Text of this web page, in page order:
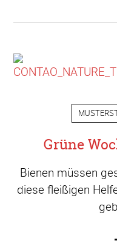
Grüne
Bienen müssen
diese fleißigen